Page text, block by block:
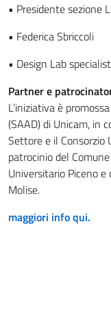
• Presidente sezione
• Federica Sbriccoli
• Design Lab
Partner e
L’iniziativa è
(SAAD) di Unicam, in
Settore e il Consorzio
patrocinio del
Universitario Piceno e
Molise.
maggiori info qui.